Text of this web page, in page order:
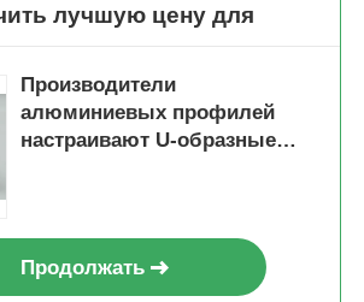
профили
экструзионных
лучшую цену для
Производители
алюминиевых профилей
настраивают U-образные
Продолжать